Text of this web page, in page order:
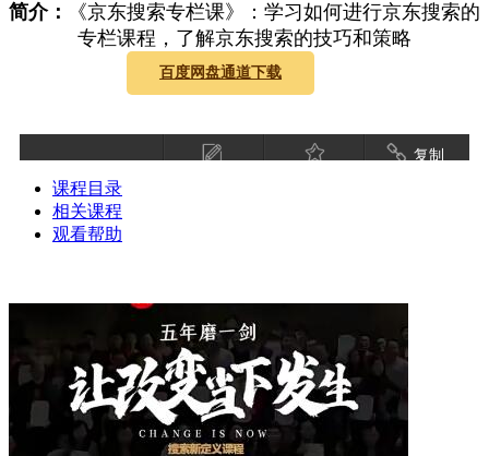
简介：
《京东搜索专栏课》：学习如何进行京东搜索的
专栏课程，了解京东搜索的技巧和策略
百度网盘通道下载
复制
课程目录
相关课程
观看帮助